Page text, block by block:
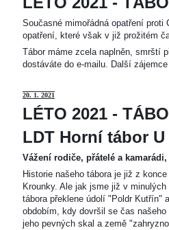
Současné mimořádná opatření
opatření, které však v již prožitém
Tábor máme zcela naplněn, smrští
dostáváte do e-mailu. Další
20. 1. 2021
LÉTO 2021 -
LDT Horní tábor
Vážení rodiče, přátelé a kamarádi,
Historie našeho tábora je již z
Krounky. Ale jak jsme již v
tábora překlene údolí "Poldr Kutřín"
obdobím, kdy dovršil se čas
jeho pevných skal a země